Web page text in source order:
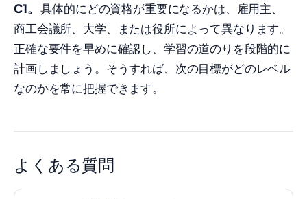
C1。 具体的にどの資格が重要になるかは、雇用主、
商工会議所、大学、または役所によって異なります。
正確な要件を早めに確認し、学習の道のりを段階的に
計画しましょう。そうすれば、次の目標がどのレベル
なのかを常に把握できます。
よくある質問